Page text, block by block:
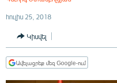
ՏՆՏԵՍՈՒԹՅՈՒՆ
ՂԱՐԱԲԱՂ
հուլիս 25, 2018
Կիսվել
Ավելացրեք մեզ Google-ում